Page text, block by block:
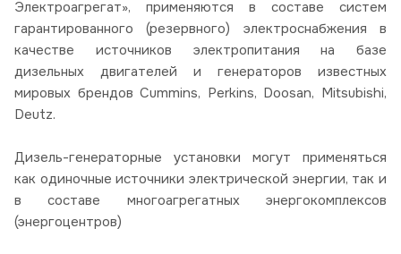
Электроагрегат», применяются в составе систем
гарантированного (резервного) электроснабжения в
качестве источников электропитания на базе
дизельных двигателей и генераторов известных
мировых брендов Cummins, Perkins, Doosan, Mitsubishi,
Deutz.
Дизель-генераторные установки могут применяться
как одиночные источники электрической энергии, так и
в составе многоагрегатных энергокомплексов
(энергоцентров)